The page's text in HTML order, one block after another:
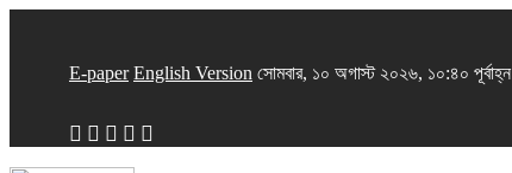
E-paper English Version সোমবার, ১০ অগাস্ট ২০২৬, ১০:৪০ পূর্বাহ্ন